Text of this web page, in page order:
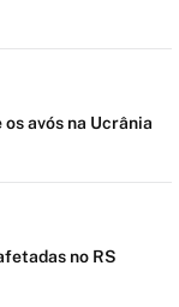
avós na Ucrânia
no RS